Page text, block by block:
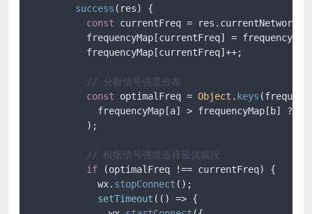
success ( res) {
const currentFreq = res. currentNetwork
frequencyMap[currentFreq] =
          frequencyMap[currentFreq]++;
// 分析信号强度分布
const optimalFreq = Object . keys
frequencyMap[a] > frequencyMap[b] ? a
          );
// 根据信号强度选择最优频段
if (optimalFreq !== currentFreq) {
            wx.
stopConnect ();
setTimeout ( () => {